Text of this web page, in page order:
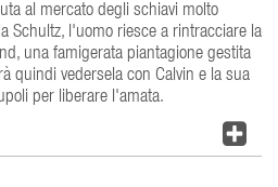
al mercato degli schiavi molto
Schultz, l'uomo riesce a rintracciare la
una famigerata piantagione gestita
quindi vedersela con Calvin e la sua
per liberare l'amata.